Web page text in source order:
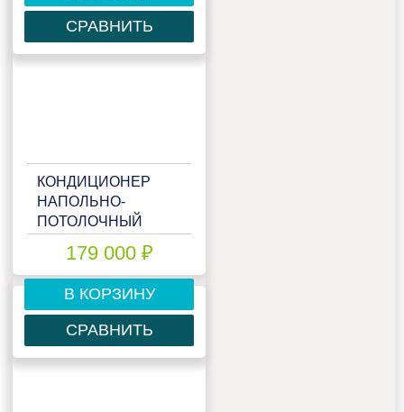
СРАВНИТЬ
КОНДИЦИОНЕР
НАПОЛЬНО-
ПОТОЛОЧНЫЙ
FDE71VNX
179 000 ₽
В КОРЗИНУ
СРАВНИТЬ